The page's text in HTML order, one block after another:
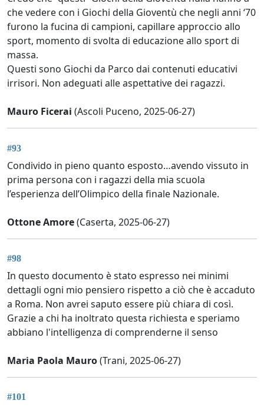
che vedere con i Giochi della Gioventù che negli anni ‘70
furono la fucina di campioni, capillare approccio allo
sport, momento di svolta di educazione allo sport di
massa.
Questi sono Giochi da Parco dai contenuti educativi
irrisori. Non adeguati alle aspettative dei ragazzi.
Mauro Ficerai (Ascoli Puceno, 2025-06-27)
#93
Condivido in pieno quanto esposto…avendo vissuto in
prima persona con i ragazzi della mia scuola
l’esperienza dell’Olimpico della finale Nazionale.
Ottone Amore(Caserta, 2025-06-27)
#98
In questo documento è stato espresso nei minimi
dettagli ogni mio pensiero rispetto a ciò che è accaduto
a Roma. Non avrei saputo essere più chiara di così.
Grazie a chi ha inoltrato questa richiesta e speriamo
abbiano l'intelligenza di comprenderne il senso
Maria Paola Mauro(Trani, 2025-06-27)
#101